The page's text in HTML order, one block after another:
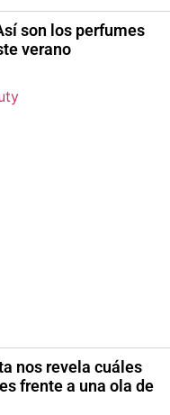
son los perfumes
verano
nos revela cuáles
frente a una ola de